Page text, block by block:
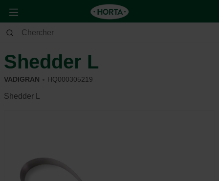
Animaux Chien
Shedder L
VADIGRAN HQ000305219
Shedder L